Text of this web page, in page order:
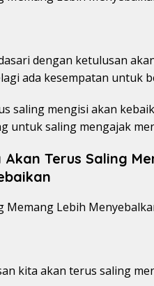
dengan ketulusan
ada kesempatan untuk
saling mengisi akan
untuk saling mengajak
Terus Saling
kita akan terus saling